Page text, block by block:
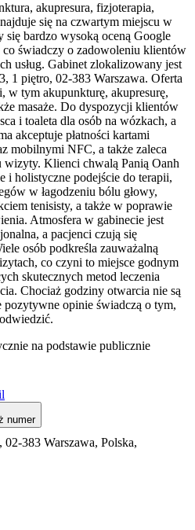
akupresura, fizjoterapia,
się na czwartym miejscu w
się bardzo wysoką oceną Google
świadczy o zadowoleniu klientów
usług. Gabinet zlokalizowany jest
1 piętro, 02-383 Warszawa. Oferta
w tym akupunkturę, akupresurę,
masaże. Do dyspozycji klientów
i toaleta dla osób na wózkach, a
akceptuje płatności kartami
mobilnymi NFC, a także zaleca
wizyty. Klienci chwalą Panią Oanh
i holistyczne podejście do terapii,
w łagodzeniu bólu głowy,
tenisisty, a także w poprawie
Atmosfera w gabinecie jest
a pacjenci czują się
osób podkreśla zauważalną
co czyni to miejsce godnym
skutecznych metod leczenia
Chociaż godziny otwarcia nie są
pozytywne opinie świadczą o tym,
na podstawie publicznie
numer
383 Warszawa, Polska,